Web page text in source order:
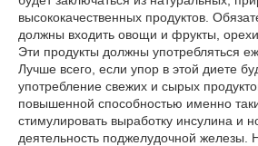
высококачественных продуктов.
должны входить овощи и фрукты,
Эти продукты должны употребляться
Лучше всего, если упор в этой диете
употребление свежих и сырых
повышенной способностью именно
стимулировать выработку инсулина и
деятельность поджелудочной